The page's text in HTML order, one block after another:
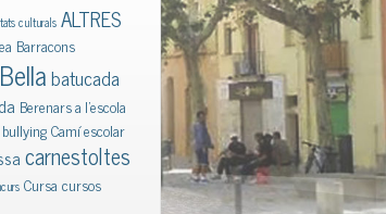
culturals ALTRES
Barracons
batucada
Berenars a l'escola
bullyingCamí escolar
carnestoltes
Cursa cursos